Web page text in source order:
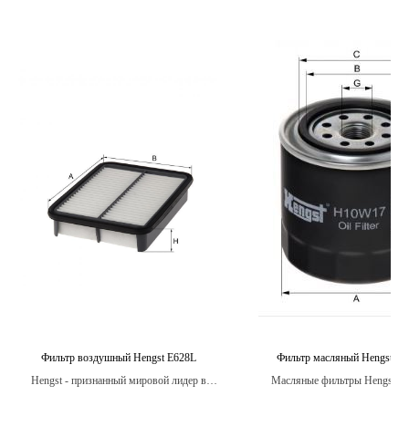
Фильтр воздушный Hengst E628L
Hengst - признанный мировой лидер в
Фильтр масляный Hengst
Масляные фильтры Hengst